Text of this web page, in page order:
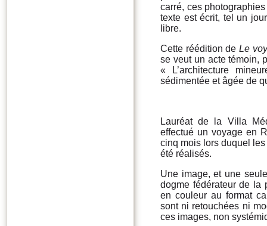
carré, ces
texte est écrit, tel un
libre.
Cette réédition de Le
se veut un acte témoin,
« L’architecture
sédimentée et âgée de
Lauréat de la Villa
effectué un voyage en
cinq mois lors duquel
été réalisés.
Une image, et une
dogme fédérateur de la
en couleur au format
sont ni retouchées ni
ces images, non